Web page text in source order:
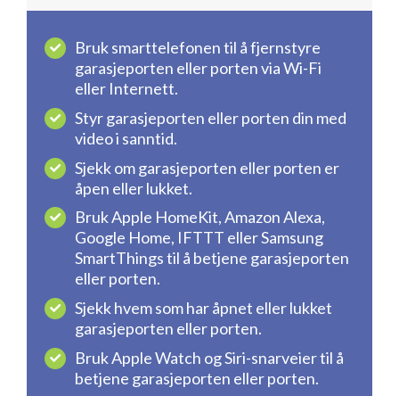
Bruk smarttelefonen til å fjernstyre
garasjeporten eller porten via Wi-Fi
eller Internett.
Styr garasjeporten eller porten din med
video i sanntid.
Sjekk om garasjeporten eller porten er
åpen eller lukket.
Bruk Apple HomeKit, Amazon Alexa,
Google Home, IFTTT eller Samsung
SmartThings til å betjene garasjeporten
eller porten.
Sjekk hvem som har åpnet eller lukket
garasjeporten eller porten.
Bruk Apple Watch og Siri-snarveier til å
betjene garasjeporten eller porten.